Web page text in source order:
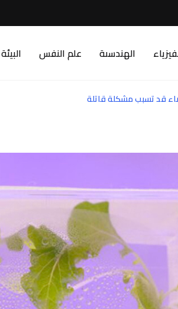
الهندسىة علم النفس
قد تسبب مشكلة قاتلة